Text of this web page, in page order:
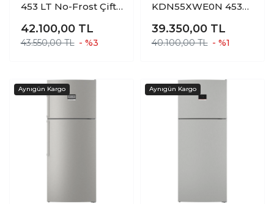
453 LT No-Frost Çift
42.100,00 TL
43.550,00 TL - %3
KDN55XWE0N 453
Kapılı Buzdolabı
39.350,00 TL
40.100,00 TL - %1